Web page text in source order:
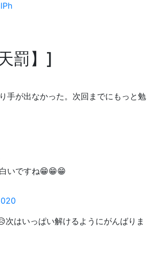
罰】
手が出なかった。次回までにもっと勉
いですね😁😁😁
はいっぱい解けるようにがんばりま